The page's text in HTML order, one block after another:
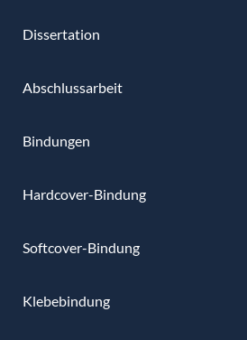
Dissertation
Abschlussarbeit
Bindungen
Hardcover-Bindung
Softcover-Bindung
Klebebindung